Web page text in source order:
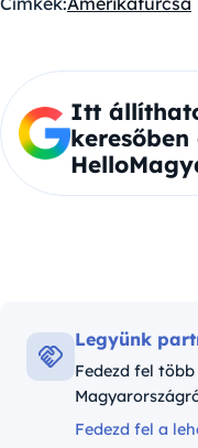
Itt
Legyünk
Fedezd fel
Fedezd fel a